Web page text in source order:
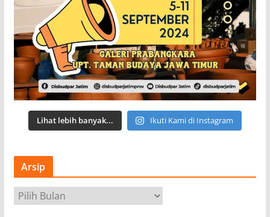
Lihat lebih banyak... Ikuti Kami di Instagram
Arsip
r